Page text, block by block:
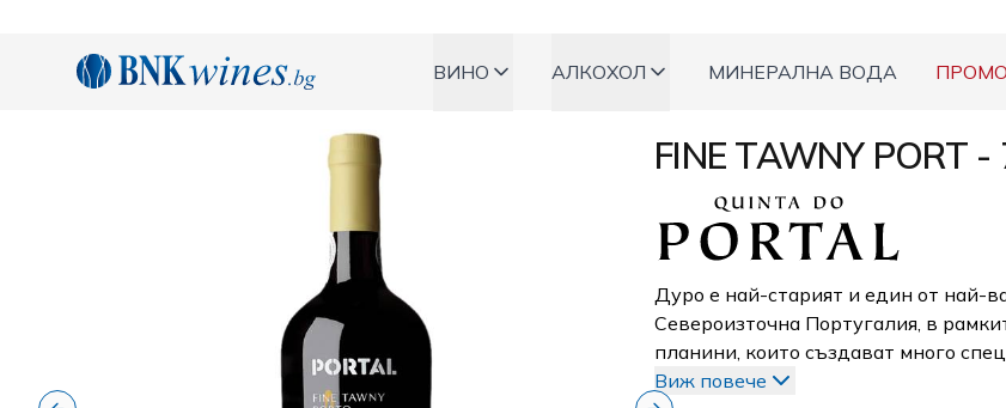
BNKWines.bg ВИНО АЛКОХОЛ МИНЕРАЛНА ВОДА
FINE TAWNY PORT
Дуро е най-старият и един от най-
Североизточна Португалия, в
планини, които създават много
Виж повече